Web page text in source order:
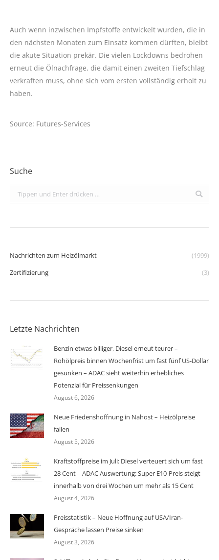
Auch wenn inzwischen Impfstoffe entwickelt wurden, die in
den nächsten Monaten zum Einsatz kommen dürften, bleibt
die akute Situation prekär. Die vielen Lockdowns bedrohen
erneut die Ölnachfrage, die damit einen zweiten Tiefschlag
verkraften muss, ohne sich vom ersten vollständig erholt zu
haben.
Source: Futures-Services
Suche
Search:
Nachrichten zum Heizölmarkt
(1999)
Zertifizierung
(3)
Letzte Nachrichten
Benzin etwas billiger, Diesel erneut teurer –
Rohölpreis binnen Wochenfrist um fast fünf US-Dollar
gesunken – ADAC sieht weiterhin erhebliches
Potenzial für Preissenkungen
August 6, 2026
Neue Friedenshoffnung in Nahost – Heizölpreise
fallen
August 5, 2026
Kraftstoffpreise im Juli: Diesel verteuert sich um fast
28 Cent – ADAC Auswertung: Super E10-Preis steigt
innerhalb von drei Wochen um mehr als 15 Cent
August 4, 2026
Preisstatistik – Neue Hoffnung auf USA/Iran-
Gespräche lassen Preise sinken
August 3, 2026